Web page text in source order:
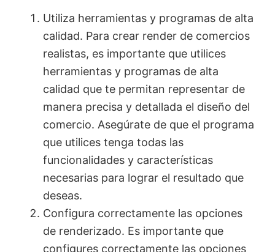
Utiliza herramientas y programas de alta
calidad. Para crear render de comercios
realistas, es importante que utilices
herramientas y programas de alta
calidad que te permitan representar de
manera precisa y detallada el diseño del
comercio. Asegúrate de que el programa
que utilices tenga todas las
funcionalidades y características
necesarias para lograr el resultado que
deseas.
Configura correctamente las opciones
de renderizado. Es importante que
configures correctamente las opciones